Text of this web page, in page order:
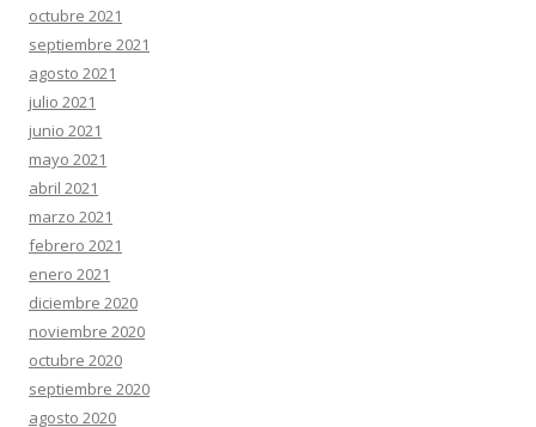
octubre 2021
septiembre 2021
agosto 2021
julio 2021
junio 2021
mayo 2021
abril 2021
marzo 2021
febrero 2021
enero 2021
diciembre 2020
noviembre 2020
octubre 2020
septiembre 2020
agosto 2020